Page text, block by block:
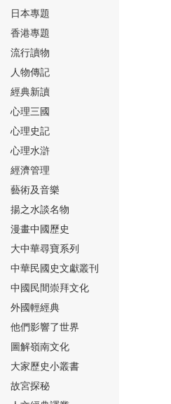
⑭
⑮
⑯
⑰
日本專題
香港專題
流行讀物
人物傳記
經典新讀
心理三國
心理史記
心理水滸
經濟管理
藝術及音樂
揚之水談名物
漫畫中國歷史
大中華尋寶系列
中華民國史文獻叢刊
中國民間崇拜文化
外國輕經典
他們影響了世界
圖解嶺南文化
大家歷史小叢書
故宮探秘